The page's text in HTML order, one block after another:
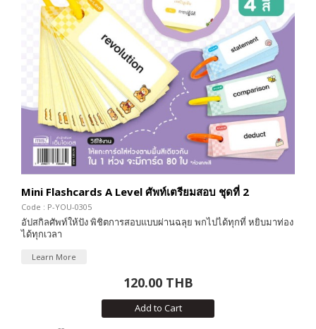
Mini Flashcards A Level ศัพท์เตรียมสอบ ชุดที่ 2
Code : P-YOU-0305
อัปสกิลศัพท์ให้ปัง พิชิตการสอบแบบผ่านฉลุย พกไปได้ทุกที่ หยิบมาท่อง
ได้ทุกเวลา
Learn More
120.00 THB
Add to Cart